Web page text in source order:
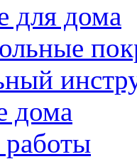
для дома
дома